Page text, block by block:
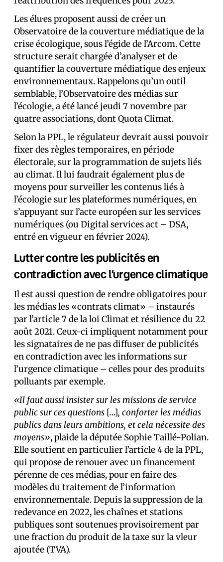
Les élu·es proposent aussi de créer un
Observatoire de la couverture médiatique de la
crise écologique, sous l’égide de l’Arcom. Cette
structure serait chargée d’analyser et de
quantifier la couverture médiatique des enjeux
environnementaux. Rappelons qu’un outil
semblable, l’Observatoire des médias sur
l’écologie, a été lancé jeudi 7 novembre par
quatre associations, dont Quota Climat.
Selon la PPL, le régulateur devrait aussi pouvoir
fixer des règles temporaires, en période
électorale, sur la programmation de sujets liés
au climat. Il lui faudrait également plus de
moyens pour surveiller les contenus liés à
l’écologie sur les plateformes numériques, en
s’appuyant sur l’acte européen sur les services
numériques (ou Digital services act – DSA,
entré en vigueur en février 2024).
Lutter contre les publicités en
contradiction avec l’urgence climatique
Il est aussi question de rendre obligatoires pour
les médias les «contrats climat» – instaurés
par l’article 7 de la loi Climat et résilience du 22
août 2021. Ceux-ci impliquent notamment pour
les signataires de ne pas diffuser de publicités
en contradiction avec les informations sur
l’urgence climatique – celles pour des produits
polluants par exemple.
«Il faut aussi insister sur les missions de service
public sur ces questions […], conforter les médias
publics dans leurs ambitions, et cela nécessite des
moyens», plaide la députée Sophie Taillé-Polian.
Elle soutient en particulier l’article 4 de la PPL,
qui propose de renouer avec un financement
pérenne de ces médias, pour en faire des
modèles du traitement de l’information
environnementale. Depuis la suppression de la
redevance en 2022, les chaînes et stations
publiques sont soutenues provisoirement par
une fraction du produit de la taxe sur la vleur
ajoutée (TVA).